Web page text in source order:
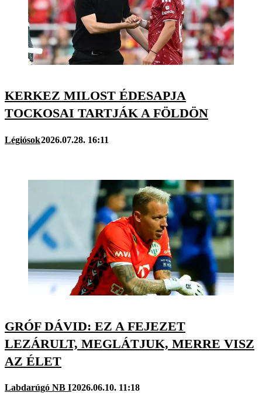
KERKEZ MILOST ÉDESAPJA
TOCKOSAI TARTJÁK A FÖLDÖN
Légiósok2026.07.28. 16:11
GRÓF DÁVID: EZ A FEJEZET
LEZÁRULT, MEGLÁTJUK, MERRE VISZ
AZ ÉLET
Labdarúgó NB I2026.06.10. 11:18